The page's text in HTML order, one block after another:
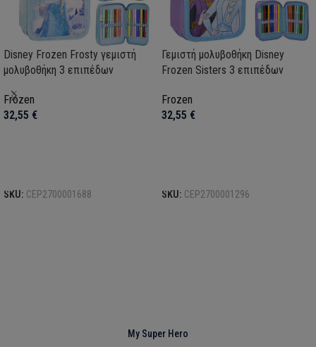
Disney Frozen Frosty γεμιστή
μολυβοθήκη 3 επιπέδων
Frozen
32,55 €
SKU: CEP2700001688
Γεμιστή μολυβοθήκη Disney
Frozen Sisters 3 επιπέδων
Frozen
32,55 €
SKU: CEP2700001296
My Super Hero